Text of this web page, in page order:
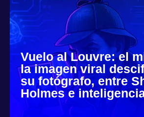
Vuelo al Louvre: el
la imagen viral
su fotógrafo, entre
Holmes e